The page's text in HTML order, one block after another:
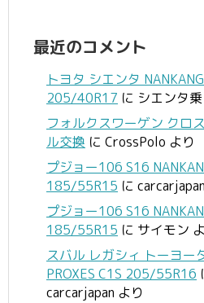
最近のコメント
トヨタ シエンタ
205/40R17 に シエンタ
フォルクスワーゲン クロ
ル交換 に CrossPolo より
プジョー106 S16
185/55R15 に carcarjapan
プジョー106 S16
185/55R15 に サイモン
スバル レガシィ トーヨー
PROXES C1S 205/55R16
carcarjapan より